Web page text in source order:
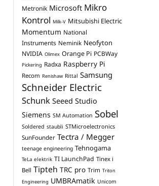
Metronik Microsoft Mikro
Kontrol Milk-V Mitsubishi Electric
Momentum National
Instruments Neminik Neofyton
NVIDIA Olimex Orange Pi PCBWay
Pickering Radxa Raspberry Pi
Recom Renishaw Rittal Samsung
Schneider Electric
Schunk Seeed Studio
Siemens SM Automation Sobel
Soldered staubli STMicroelectronics
SunFounder Tectra / Megger
teenage engineering Tehnogama
TeLa elektrik TI LaunchPad Tinex i
Bell Tipteh TRC pro Trim Triton
Engineering UMBRAmatik Unicom